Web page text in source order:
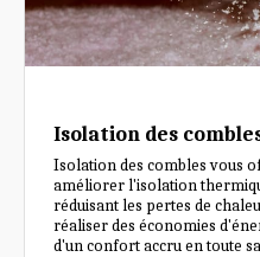
Isolation des
Isolation des combles vous
améliorer l'isolation
réduisant les pertes de
réaliser des économies
d'un confort accru en toute